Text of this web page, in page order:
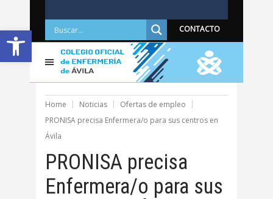
Abrir barra de herramientas CONTACTO
Home Noticias
Ofertas de empleo
PRONISA precisa Enfermera/o para sus centros en
Ávila
PRONISA precisa
Enfermera/o para sus